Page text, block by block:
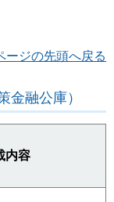
ージの先頭へ戻る
金融公庫）
内容